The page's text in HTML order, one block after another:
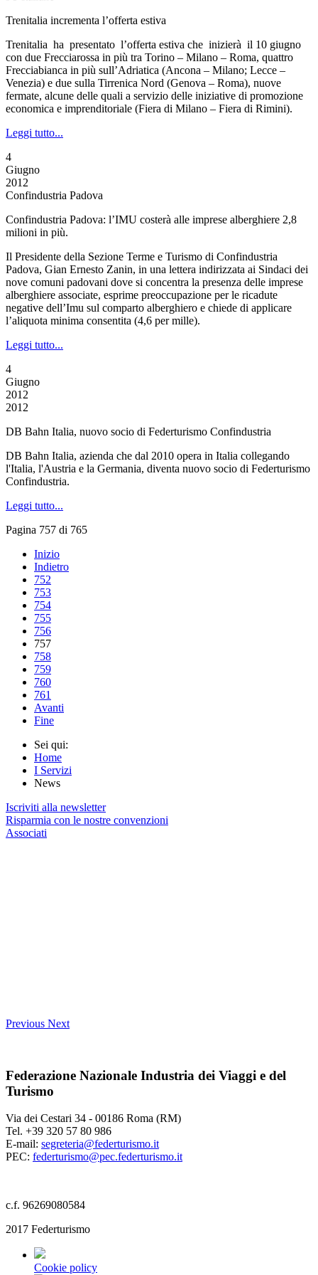
Trenitalia incrementa l’offerta estiva
Trenitalia ha presentato l’offerta estiva che inizierà il 10 giugno
con due Frecciarossa in più tra Torino – Milano – Roma, quattro
Frecciabianca in più sull’Adriatica (Ancona – Milano; Lecce –
Venezia) e due sulla Tirrenica Nord (Genova – Roma), nuove
fermate, alcune delle quali a servizio delle iniziative di promozione
economica e imprenditoriale (Fiera di Milano – Fiera di Rimini).
Leggi tutto...
4
Giugno
2012
Confindustria Padova
Confindustria Padova: l’IMU costerà alle imprese alberghiere 2,8
milioni in più.
Il Presidente della Sezione Terme e Turismo di Confindustria
Padova, Gian Ernesto Zanin, in una lettera indirizzata ai Sindaci dei
nove comuni padovani dove si concentra la presenza delle imprese
alberghiere associate, esprime preoccupazione per le ricadute
negative dell’Imu sul comparto alberghiero e chiede di applicare
l’aliquota minima consentita (4,6 per mille).
Leggi tutto...
4
Giugno
2012
2012
DB Bahn Italia, nuovo socio di Federturismo Confindustria
DB Bahn Italia, azienda che dal 2010 opera in Italia collegando
l'Italia, l'Austria e la Germania, diventa nuovo socio di Federturismo
Confindustria.
Leggi tutto...
Pagina 757 di 765
Inizio
Indietro
752
753
754
755
756
757
758
759
760
761
Avanti
Fine
Sei qui:
Home
I Servizi
News
Iscriviti alla newsletter
Risparmia con le nostre convenzioni
Associati
Previous Next
Federazione Nazionale Industria dei Viaggi e del
Turismo
Via dei Cestari 34 - 00186 Roma (RM)
Tel. +39 320 57 80 986
E-mail: segreteria@federturismo.it
PEC: federturismo@pec.federturismo.it
c.f. 96269080584
2017 Federturismo
Cookie policy